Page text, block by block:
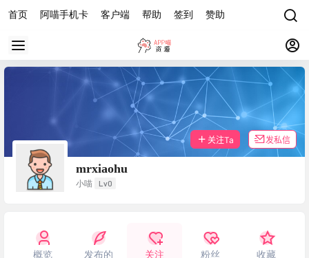
首页 阿喵手机卡 客户端 帮助 签到 赞助
mrxiaohu
小喵 Lv0
关注Ta 发私信
概览 发布的 关注 粉丝 收藏